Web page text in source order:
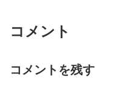
コメント
コメントを残す